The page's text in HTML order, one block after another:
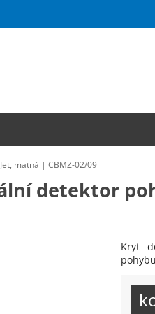
matná | CBMZ-02/09
detektor
Kryt